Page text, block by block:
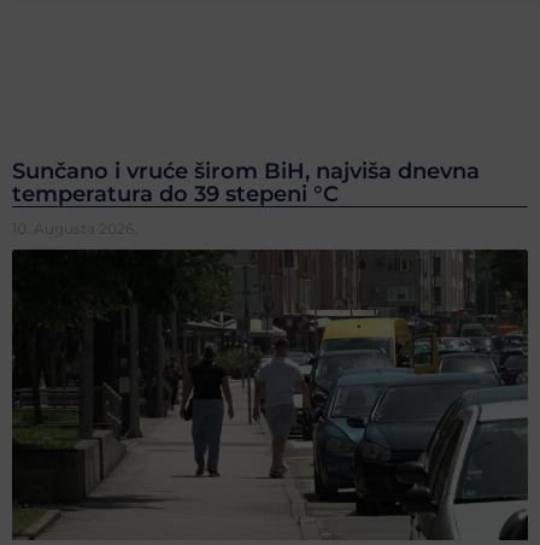
Sunčano i vruće širom BiH, najviša dnevna
temperatura do 39 stepeni °C
10. Augusta 2026.